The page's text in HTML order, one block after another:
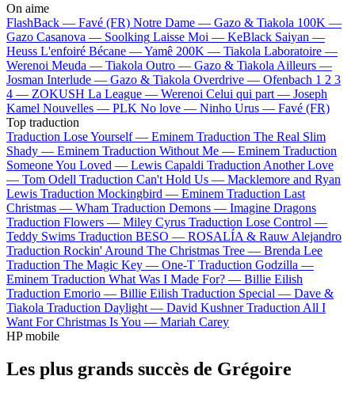
On aime
FlashBack — Favé (FR) Notre Dame — Gazo & Tiakola 100K —
Gazo Casanova — Soolking Laisse Moi — KeBlack Saiyan —
Heuss L'enfoiré Bécane —Yamê 200K — Tiakola Laboratoire —
Werenoi Meuda — Tiakola Outro — Gazo & Tiakola Ailleurs —
Josman Interlude — Gazo & Tiakola Overdrive — Ofenbach 1 2 3
4 — ZOKUSH La League — Werenoi Celui qui part — Joseph
Kamel Nouvelles — PLK No love — Ninho Urus — Favé (FR)
Top traduction
Traduction Lose Yourself — Eminem Traduction The Real Slim
Shady — Eminem Traduction Without Me — Eminem Traduction
Someone You Loved — Lewis Capaldi Traduction Another Love
— Tom Odell Traduction Can't Hold Us — Macklemore and Ryan
Lewis Traduction Mockingbird — Eminem Traduction Last
Christmas — Wham Traduction Demons — Imagine Dragons
Traduction Flowers — Miley Cyrus Traduction Lose Control —
Teddy Swims Traduction BESO — ROSALÍA & Rauw Alejandro
Traduction Rockin' Around The Christmas Tree — Brenda Lee
Traduction The Magic Key — One-T Traduction Godzilla —
Eminem Traduction What Was I Made For? — Billie Eilish
Traduction Emorio — Billie Eilish Traduction Special — Dave &
Tiakola Traduction Daylight — David Kushner Traduction All I
Want For Christmas Is You — Mariah Carey
HP mobile
Les plus grands succès de Grégoire